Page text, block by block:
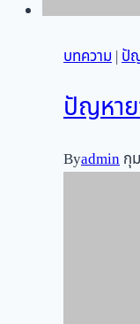
บทความ|ปั
ปัญหา
Byadminกุ